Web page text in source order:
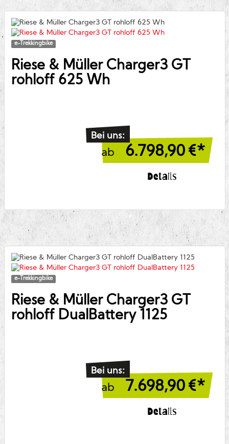
e-Trekkingbike
Riese & MüllerCharger3 GT
rohloff 625 Wh
Bei uns:
ab 6.798,90 €*
Details
e-Trekkingbike
Riese & MüllerCharger3 GT
rohloff DualBattery 1125
Bei uns:
ab 7.698,90 €*
Details